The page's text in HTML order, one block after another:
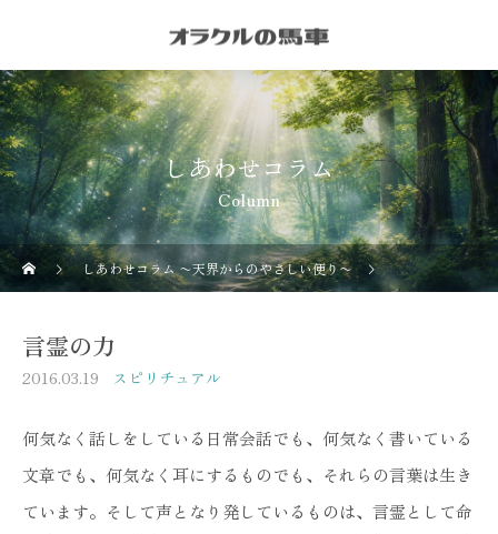
しあわせコラム
Column
しあわせコラム 〜天界からのやさしい便り〜 スピリチュアル
言霊の力
2016.03.19 スピリチュアル
何気なく話しをしている日常会話でも、何気なく書いている
文章でも、何気なく耳にするものでも、それらの言葉は生き
ています。そして声となり発しているものは、言霊として命